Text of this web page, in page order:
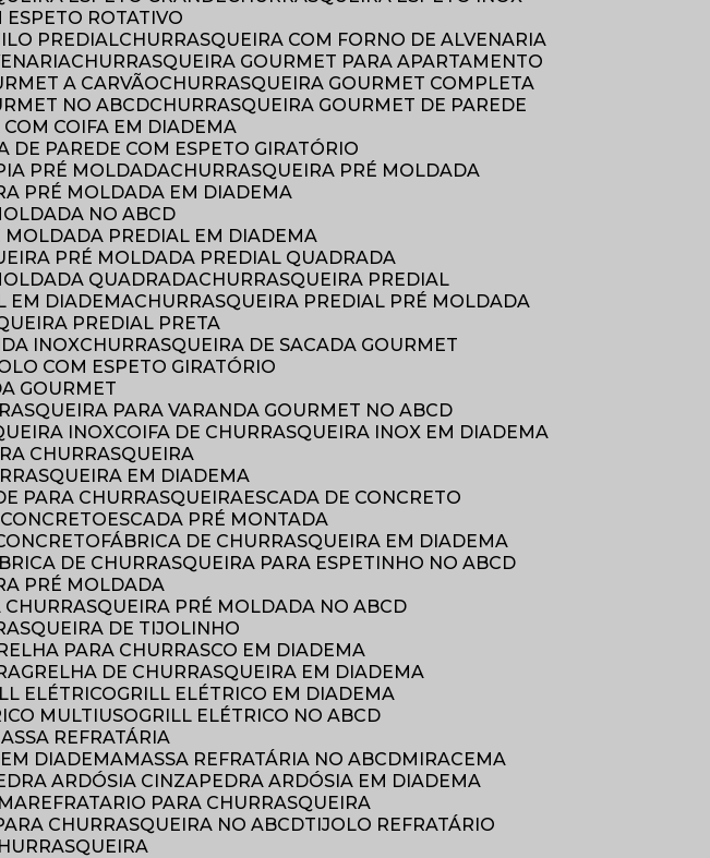
ESPETO ROTATIVO
PREDIAL
CHURRASQUEIRA COM FORNO DE ALVENARIA
CHURRASQUEIRA GOURMET PARA APARTAMENTO
A CARVÃO
CHURRASQUEIRA GOURMET COMPLETA
NO ABCD
CHURRASQUEIRA GOURMET DE PAREDE
COM COIFA EM DIADEMA
DE PAREDE COM ESPETO GIRATÓRIO
PRÉ MOLDADA
CHURRASQUEIRA PRÉ MOLDADA
PRÉ MOLDADA EM DIADEMA
NO ABCD
MOLDADA PREDIAL EM DIADEMA
PRÉ MOLDADA PREDIAL QUADRADA
QUADRADA
CHURRASQUEIRA PREDIAL
EM DIADEMA
CHURRASQUEIRA PREDIAL PRÉ MOLDADA
PREDIAL PRETA
INOX
CHURRASQUEIRA DE SACADA GOURMET
COM ESPETO GIRATÓRIO
GOURMET
PARA VARANDA GOURMET NO ABCD
INOX
COIFA DE CHURRASQUEIRA INOX EM DIADEMA
CHURRASQUEIRA
EM DIADEMA
PARA CHURRASQUEIRA
ESCADA DE CONCRETO
ESCADA PRÉ MONTADA
FÁBRICA DE CHURRASQUEIRA EM DIADEMA
DE CHURRASQUEIRA PARA ESPETINHO NO ABCD
PRÉ MOLDADA
CHURRASQUEIRA PRÉ MOLDADA NO ABCD
DE TIJOLINHO
PARA CHURRASCO EM DIADEMA
GRELHA DE CHURRASQUEIRA EM DIADEMA
ELÉTRICO
GRILL ELÉTRICO EM DIADEMA
MULTIUSO
GRILL ELÉTRICO NO ABCD
MASSA REFRATÁRIA
EM DIADEMA MASSA REFRATÁRIA NO ABCD
MIRACEMA
ARDÓSIA CINZA
PEDRA ARDÓSIA EM DIADEMA
REFRATARIO PARA CHURRASQUEIRA
CHURRASQUEIRA NO ABCD
TIJOLO REFRATÁRIO